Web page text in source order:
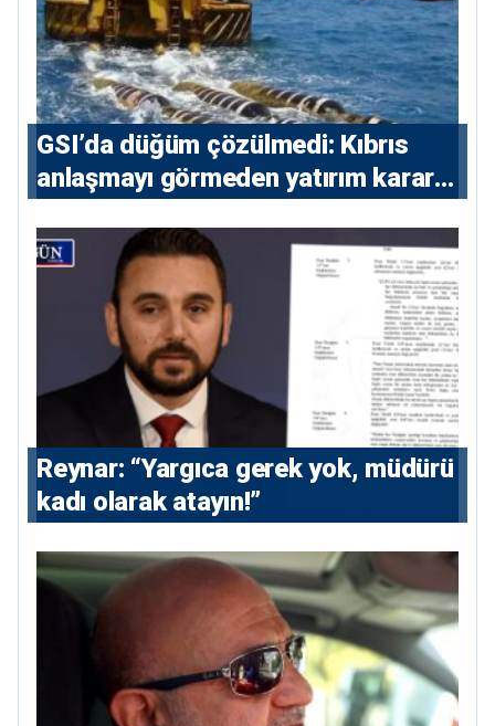
GSI’da düğüm çözülmedi: Kıbrıs
anlaşmayı görmeden yatırım kararı
Reynar: “Yargıca gerek yok, müdürü
kadı olarak atayın!”